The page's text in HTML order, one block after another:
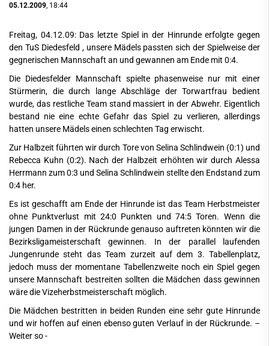
05.12.2009 , 18:44
Freitag, 04.12.09: Das letzte Spiel in der Hinrunde erfolgte gegen
den TuS Diedesfeld , unsere Mädels passten sich der Spielweise der
gegnerischen Mannschaft an und gewannen am Ende mit 0:4.
Die Diedesfelder Mannschaft spielte phasenweise nur mit einer
Stürmerin, die durch lange Abschläge der Torwartfrau bedient
wurde, das restliche Team stand massiert in der Abwehr. Eigentlich
bestand nie eine echte Gefahr das Spiel zu verlieren, allerdings
hatten unsere Mädels einen schlechten Tag erwischt.
Zur Halbzeit führten wir durch Tore von Selina Schlindwein (0:1) und
Rebecca Kuhn (0:2). Nach der Halbzeit erhöhten wir durch Alessa
Herrmann zum 0:3 und Selina Schlindwein stellte den Endstand zum
0:4 her.
Es ist geschafft am Ende der Hinrunde ist das Team Herbstmeister
ohne Punktverlust mit 24:0 Punkten und 74:5 Toren. Wenn die
jungen Damen in der Rückrunde genauso auftreten könnten wir die
Bezirksligameisterschaft gewinnen. In der parallel laufenden
Jungenrunde steht das Team zurzeit auf dem 3. Tabellenplatz,
jedoch muss der momentane Tabellenzweite noch ein Spiel gegen
unsere Mannschaft bestreiten sollten die Mädchen dass gewinnen
wäre die Vizeherbstmeisterschaft möglich.
Die Mädchen bestritten in beiden Runden eine sehr gute Hinrunde
und wir hoffen auf einen ebenso guten Verlauf in der Rückrunde. –
Weiter so -